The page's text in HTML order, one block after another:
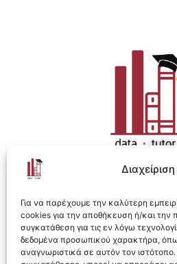
Για να παρέχουμε την καλύτερη
cookies για την αποθήκευση ή/και
συγκατάθεση για τις εν λόγω
δεδομένα προσωπικού χαρακτήρα,
αναγνωριστικά σε αυτόν τον
Η ολοκληρωμένη